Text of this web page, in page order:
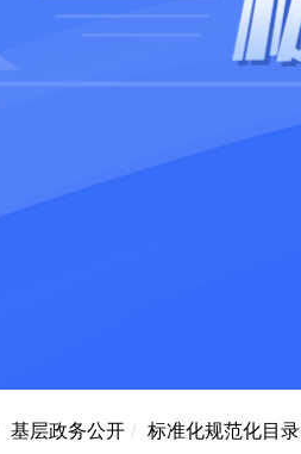
基层政务公开 / 标准化规范化目录